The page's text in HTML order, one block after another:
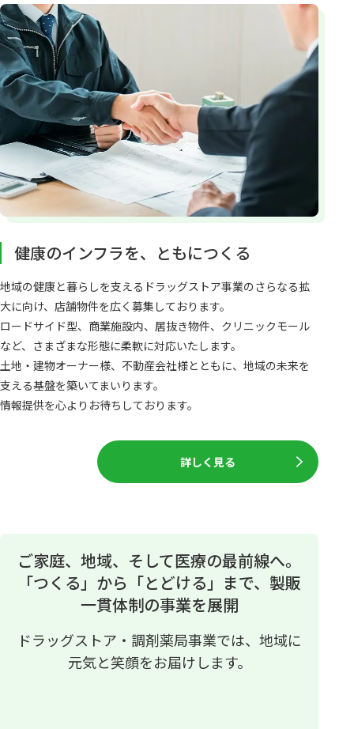
健康のインフラを、ともにつくる
地域の健康と暮らしを支えるドラッグストア事業のさらなる拡
大に向け、店舗物件を広く募集しております。
ロードサイド型、商業施設内、居抜き物件、クリニックモール
など、さまざまな形態に柔軟に対応いたします。
土地・建物オーナー様、不動産会社様とともに、地域の未来を
支える基盤を築いてまいります。
情報提供を心よりお待ちしております。
詳しく見る
ご家庭、地域、そして医療の最前線へ。
「つくる」から「とどける」まで、製販
一貫体制の事業を展開
ドラッグストア・調剤薬局事業では、地域に
元気と笑顔をお届けします。